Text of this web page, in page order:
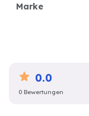
Marke
0.0
0 Bewertungen